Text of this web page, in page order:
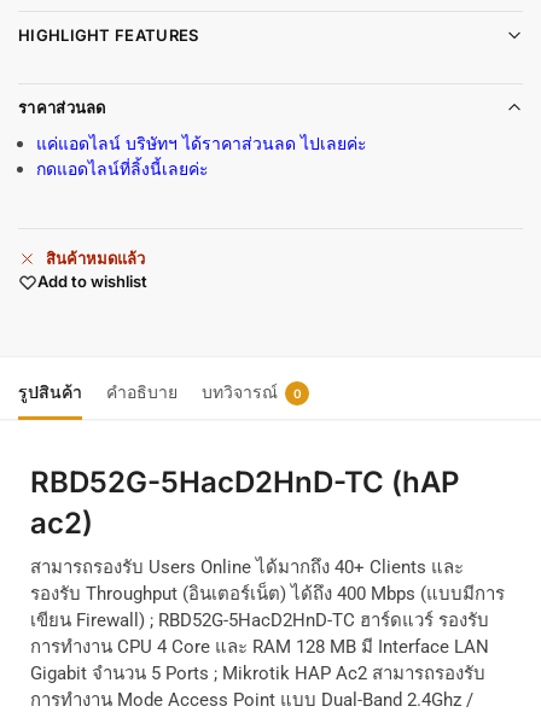
HIGHLIGHT FEATURES
ราคาส่วนลด
แค่แอดไลน์ บริษัทฯ ได้ราคาส่วนลด ไปเลยค่ะ
กดแอดไลน์ที่ลิ้งนี้เลยค่ะ
สินค้าหมดแล้ว
Add to wishlist
รูปสินค้า คำอธิบาย บทวิจารณ์ 0
RBD52G-5HacD2HnD-TC (hAP
ac2)
สามารถรองรับ Users Onlineได้มากถึง 40+ Clients และ
รองรับ Throughput (อินเตอร์เน็ต)ได้ถึง 400 Mbps (แบบมีการ
เขียน Firewall) ; RBD52G-5HacD2HnD-TC ฮาร์ดแวร์ รองรับ
การทำงาน CPU 4 Core และ RAM 128 MB มี Interface LAN
Gigabit จำนวน 5 Ports ; Mikrotik HAP Ac2 สามารถรองรับ
การทำงาน Mode Access Point แบบ Dual-Band 2.4Ghz /